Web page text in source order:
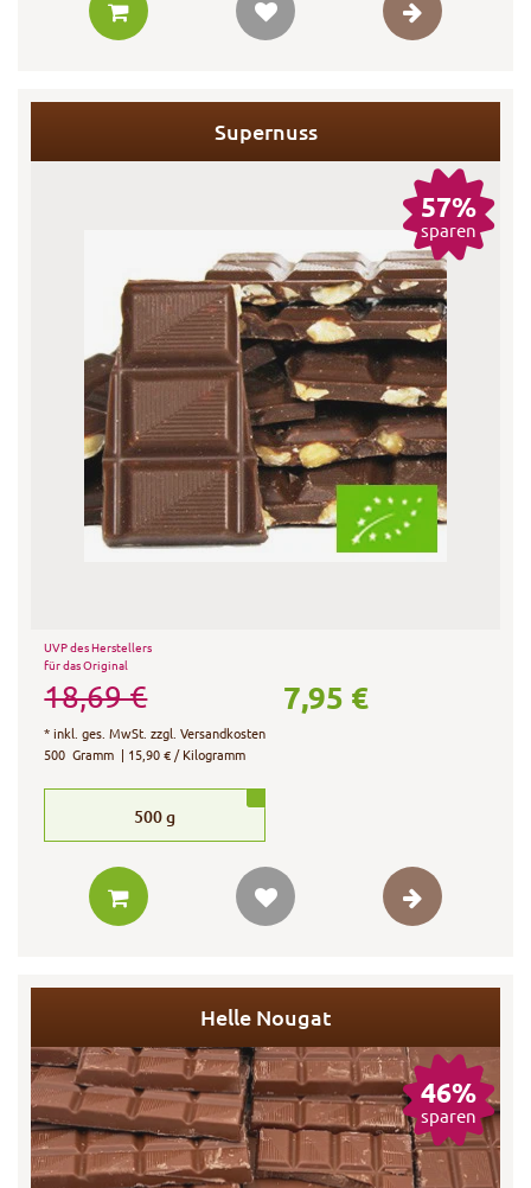
Supernuss
57%
sparen
UVP des Herstellers
für das Original
18,69 € 7,95 €
*inkl. ges. MwSt. zzgl.Versandkosten
500 Gramm | 15,90 € / Kilogramm
500g
Helle Nougat
46%
sparen